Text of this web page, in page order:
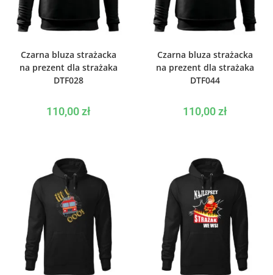
Czarna bluza strażacka
na prezent dla strażaka
DTF028
110,00zł
Czarna bluza strażacka
na prezent dla strażaka
DTF044
110,00zł